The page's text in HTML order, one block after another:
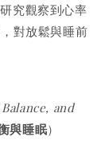
究觀察到心率
對放鬆與睡前
and
與睡眠）